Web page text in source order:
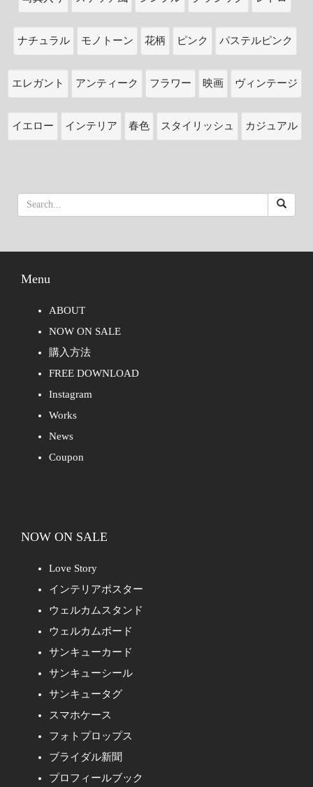
ナチュラル モノトーン 花柄 ピンク パステルピンク
エレガント アンティーク フラワー 映画 ヴィンテージ
イエロー インテリア 春色 スタイリッシュ カジュアル
Menu
ABOUT
NOW ON SALE
購入方法
FREE DOWNLOAD
Instagram
Works
News
Coupon
NOW ON SALE
Love Story
インテリアポスター
ウェルカムスタンド
ウェルカムボード
サンキューカード
サンキューシール
サンキュータグ
スマホケース
フォトプロップス
ブライダル新聞
プロフィールブック